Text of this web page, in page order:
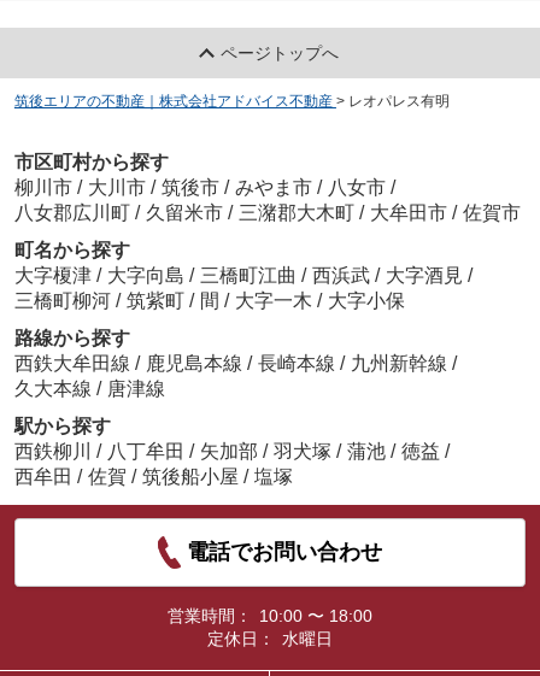
ページトップへ
筑後エリアの不動産｜株式会社アドバイス不動産 > レオパレス有明
市区町村から探す
柳川市 / 大川市 / 筑後市 / みやま市 / 八女市 /
八女郡広川町 / 久留米市 / 三潴郡大木町 / 大牟田市 / 佐賀市
町名から探す
大字榎津 / 大字向島 / 三橋町江曲 / 西浜武 / 大字酒見 /
三橋町柳河 / 筑紫町 / 間 / 大字一木 / 大字小保
路線から探す
西鉄大牟田線 / 鹿児島本線 / 長崎本線 / 九州新幹線 /
久大本線 / 唐津線
駅から探す
西鉄柳川
/ 八丁牟田 / 矢加部 / 羽犬塚 / 蒲池 / 徳益 /
西牟田 / 佐賀 / 筑後船小屋 / 塩塚
電話でお問い合わせ
営業時間：
10:00 〜 18:00
定休日：
水曜日